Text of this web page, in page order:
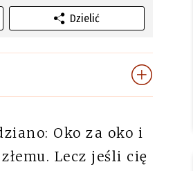
Dzielić
Oko za oko i
Lecz jeśli cię